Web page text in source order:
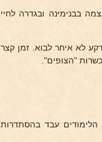
בבנימינה ובגדרה לחיי
לא איחר לבוא. זמן קצר
"הצופים".
הלימודים עבד בהסתדרות